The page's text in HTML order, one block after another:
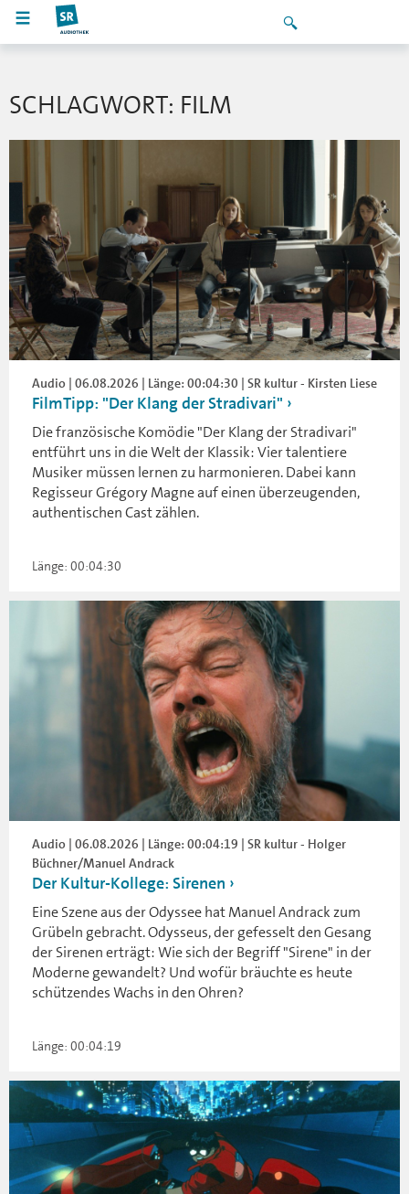
SCHLAGWORT: FILM
Audio | 06.08.2026 | Länge: 00:04:30 | SR kultur - Kirsten Liese
FilmTipp: "Der Klang der Stradivari"
Die französische Komödie "Der Klang der Stradivari"
entführt uns in die Welt der Klassik: Vier talentiere
Musiker müssen lernen zu harmonieren. Dabei kann
Regisseur Grégory Magne auf einen überzeugenden,
authentischen Cast zählen.
Länge: 00:04:30
Audio | 06.08.2026 | Länge: 00:04:19 | SR kultur - Holger
Büchner/Manuel Andrack
Der Kultur-Kollege: Sirenen
Eine Szene aus der Odyssee hat Manuel Andrack zum
Grübeln gebracht. Odysseus, der gefesselt den Gesang
der Sirenen erträgt: Wie sich der Begriff "Sirene" in der
Moderne gewandelt? Und wofür bräuchte es heute
schützendes Wachs in den Ohren?
Länge: 00:04:19